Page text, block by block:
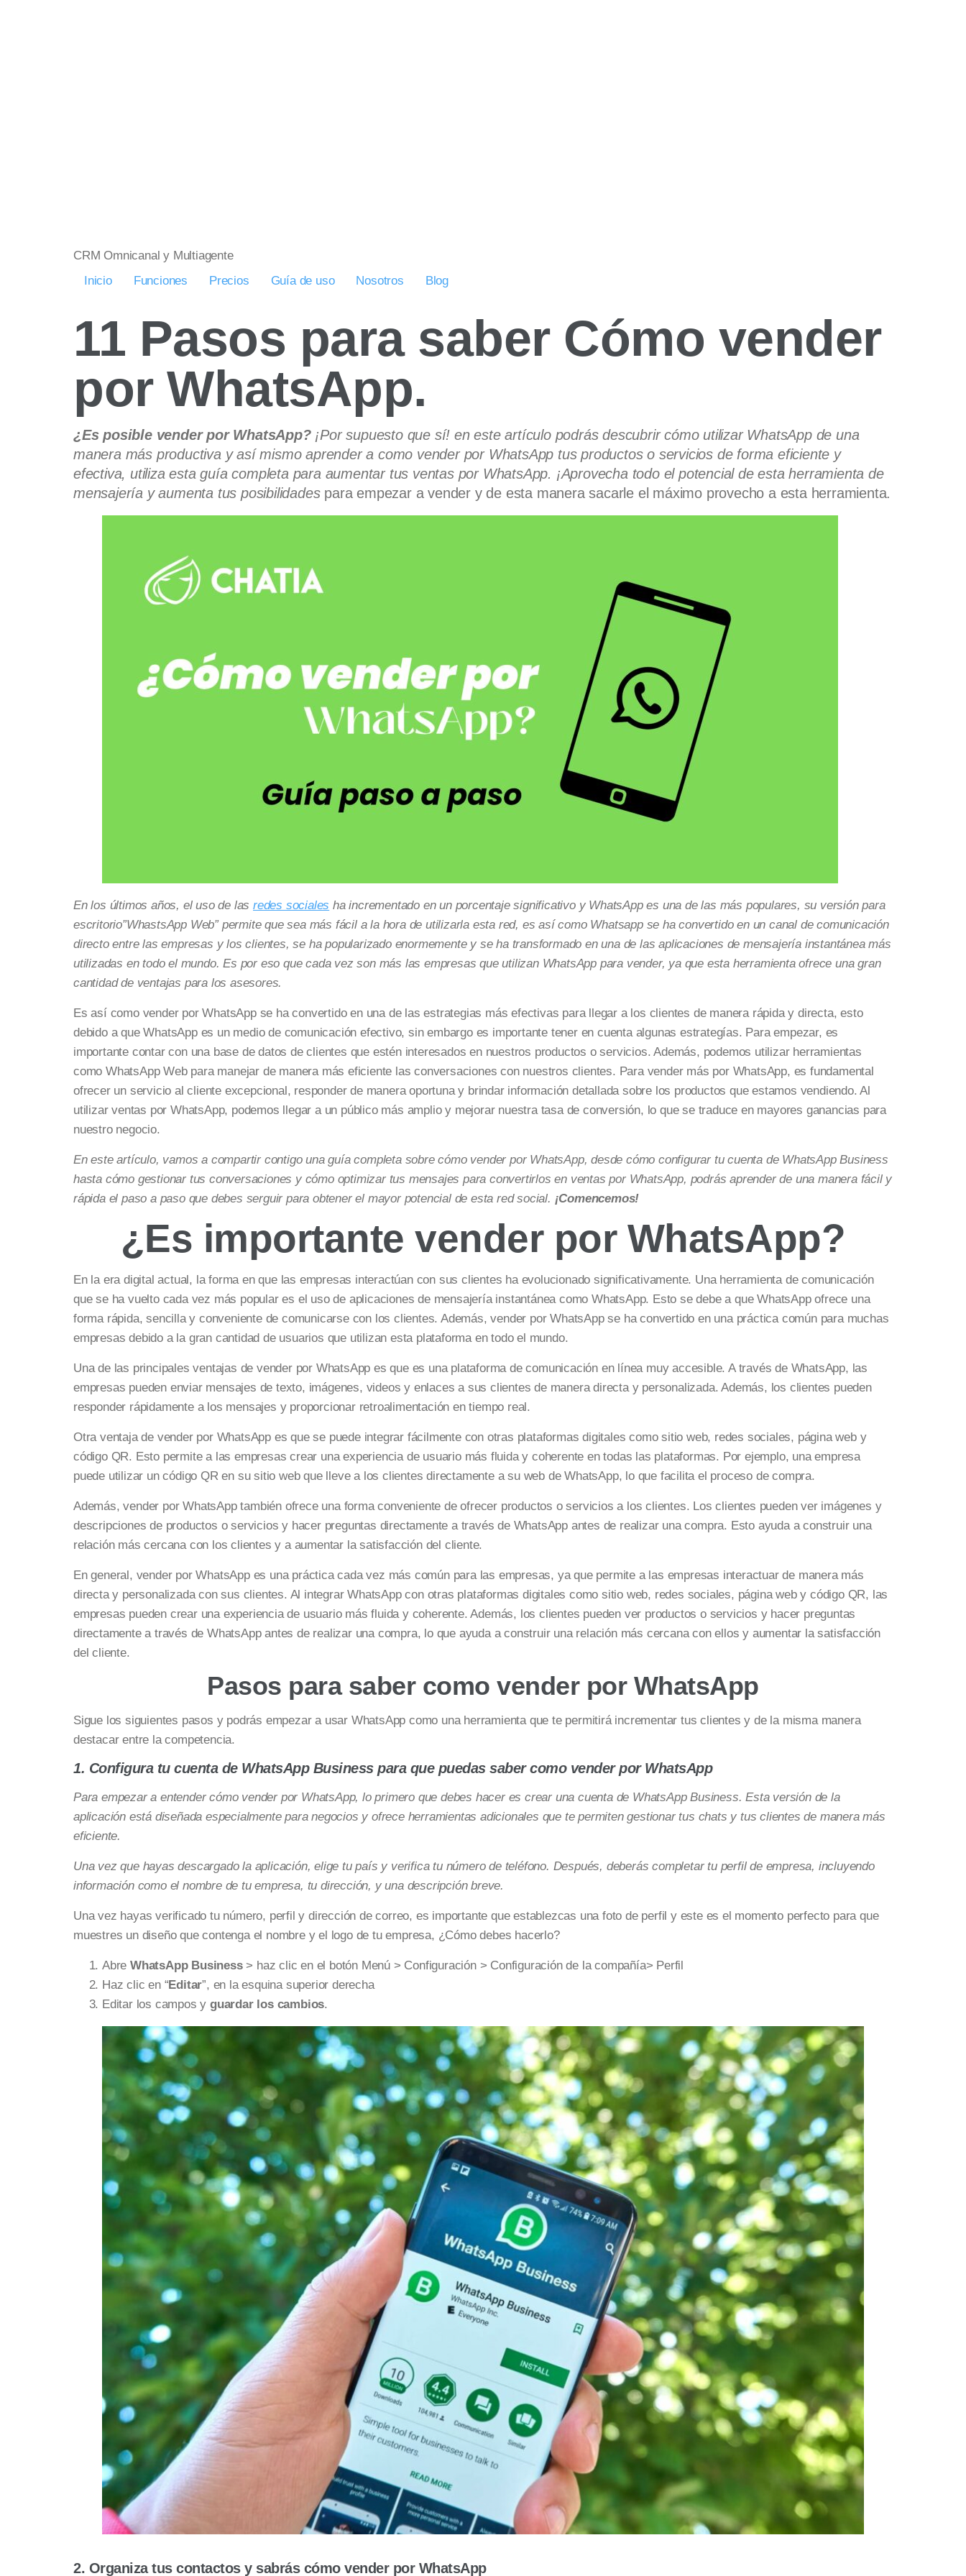
CRM Omnicanal y Multiagente
Inicio
Funciones Precios Guía de uso Nosotros Blog
11 Pasos para saber Cómo vender
por WhatsApp.
¿Es posible vender por WhatsApp?¡Por supuesto que sí! en este artículo podrás descubrir cómo utilizar WhatsApp de una
manera más productiva y así mismo aprender a como vender por WhatsApp tus productos o servicios de forma eficiente y
efectiva, utiliza esta guía completa para aumentar tus ventas por WhatsApp. ¡Aprovecha todo el potencial de esta herramienta de
mensajería y aumenta tus posibilidadespara empezar a vender y de esta manera sacarle el máximo provecho a esta herramienta.
En los últimos años, el uso de lasredes sociales ha incrementado en un porcentaje significativo y WhatsApp es una de las más populares, su versión para
escritorio”WhastsApp Web” permite que sea más fácil a la hora de utilizarla esta red, es así como Whatsapp se ha convertido en un canal de comunicación
directo entre las empresas y los clientes, se ha popularizado enormemente y se ha transformado en una de las aplicaciones de mensajería instantánea más
utilizadas en todo el mundo. Es por eso que cada vez son más las empresas que utilizan WhatsApp para vender, ya que esta herramienta ofrece una gran
cantidad de ventajas para los asesores.
Es así como vender por WhatsApp se ha convertido en una de las estrategias más efectivas para llegar a los clientes de manera rápida y directa, esto
debido a que WhatsApp es un medio de comunicación efectivo, sin embargo es importante tener en cuenta algunas estrategías. Para empezar, es
importante contar con una base de datos de clientes que estén interesados en nuestros productos o servicios. Además, podemos utilizar herramientas
como WhatsApp Web para manejar de manera más eficiente las conversaciones con nuestros clientes. Para vender más por WhatsApp, es fundamental
ofrecer un servicio al cliente excepcional, responder de manera oportuna y brindar información detallada sobre los productos que estamos vendiendo. Al
utilizar ventas por WhatsApp, podemos llegar a un público más amplio y mejorar nuestra tasa de conversión, lo que se traduce en mayores ganancias para
nuestro negocio.
En este artículo, vamos a compartir contigo una guía completa sobre cómo vender por WhatsApp, desde cómo configurar tu cuenta de WhatsApp Business
hasta cómo gestionar tus conversaciones y cómo optimizar tus mensajes para convertirlos en ventas por WhatsApp, podrás aprender de una manera fácil y
rápida el paso a paso que debes serguir para obtener el mayor potencial de esta red social. ¡Comencemos!
¿Es importante vender por WhatsApp?
En la era digital actual, la forma en que las empresas interactúan con sus clientes ha evolucionado significativamente. Una herramienta de comunicación
que se ha vuelto cada vez más popular es el uso de aplicaciones de mensajería instantánea como WhatsApp. Esto se debe a que WhatsApp ofrece una
forma rápida, sencilla y conveniente de comunicarse con los clientes. Además, vender por WhatsApp se ha convertido en una práctica común para muchas
empresas debido a la gran cantidad de usuarios que utilizan esta plataforma en todo el mundo.
Una de las principales ventajas de vender por WhatsApp es que es una plataforma de comunicación en línea muy accesible. A través de WhatsApp, las
empresas pueden enviar mensajes de texto, imágenes, videos y enlaces a sus clientes de manera directa y personalizada. Además, los clientes pueden
responder rápidamente a los mensajes y proporcionar retroalimentación en tiempo real.
Otra ventaja de vender por WhatsApp es que se puede integrar fácilmente con otras plataformas digitales como sitio web, redes sociales, página web y
código QR. Esto permite a las empresas crear una experiencia de usuario más fluida y coherente en todas las plataformas. Por ejemplo, una empresa
puede utilizar un código QR en su sitio web que lleve a los clientes directamente a su web de WhatsApp, lo que facilita el proceso de compra.
Además, vender por WhatsApp también ofrece una forma conveniente de ofrecer productos o servicios a los clientes. Los clientes pueden ver imágenes y
descripciones de productos o servicios y hacer preguntas directamente a través de WhatsApp antes de realizar una compra. Esto ayuda a construir una
relación más cercana con los clientes y a aumentar la satisfacción del cliente.
En general, vender por WhatsApp es una práctica cada vez más común para las empresas, ya que permite a las empresas interactuar de manera más
directa y personalizada con sus clientes. Al integrar WhatsApp con otras plataformas digitales como sitio web, redes sociales, página web y código QR, las
empresas pueden crear una experiencia de usuario más fluida y coherente. Además, los clientes pueden ver productos o servicios y hacer preguntas
directamente a través de WhatsApp antes de realizar una compra, lo que ayuda a construir una relación más cercana con ellos y aumentar la satisfacción
del cliente.
Pasos para saber como vender por WhatsApp
Sigue los siguientes pasos y podrás empezar a usar WhatsApp como una herramienta que te permitirá incrementar tus clientes y de la misma manera
destacar entre la competencia.
1. Configura tu cuenta de WhatsApp Business para que puedas saber como vender por WhatsApp
Para empezar a entender cómo vender por WhatsApp, lo primero que debes hacer es crear una cuenta de WhatsApp Business. Esta versión de la
aplicación está diseñada especialmente para negocios y ofrece herramientas adicionales que te permiten gestionar tus chats y tus clientes de manera más
eficiente.
Una vez que hayas descargado la aplicación, elige tu país y verifica tu número de teléfono. Después, deberás completar tu perfil de empresa, incluyendo
información como el nombre de tu empresa, tu dirección, y una descripción breve.
Una vez hayas verificado tu número, perfil y dirección de correo, es importante que establezcas una foto de perfil y este es el momento perfecto para que
muestres un diseño que contenga el nombre y el logo de tu empresa, ¿Cómo debes hacerlo?
Abre WhatsApp Business> haz clic en el botón Menú > Configuración > Configuración de la compañía> Perfil
Haz clic en “Editar”, en la esquina superior derecha
Editar los campos y guardar los cambios.
2. Organiza tus contactos y sabrás cómo vender por WhatsApp